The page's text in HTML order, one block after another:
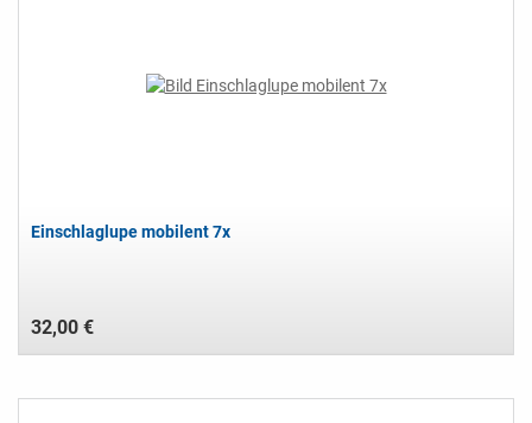
Einschlaglupe mobilent 7x
32,00 €